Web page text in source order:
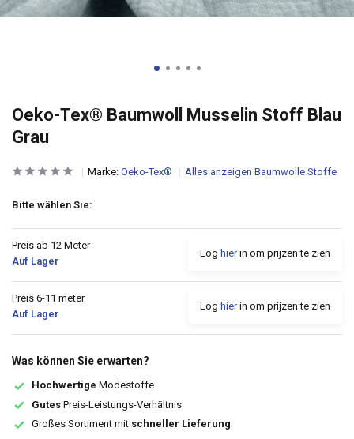
Oeko-Tex® Baumwoll Musselin Stoff Blau
Grau
Marke: Oeko-Tex® Alles anzeigen Baumwolle Stoffe
Bitte wählen Sie:
Preis ab 12 Meter
Auf Lager
Log hierin om prijzen te zien
Preis 6-11 meter
Auf Lager
Log hierin om prijzen te zien
Was können Sie erwarten?
Hochwertige Modestoffe
Gutes Preis-Leistungs-Verhältnis
Großes Sortiment mit schneller Lieferung